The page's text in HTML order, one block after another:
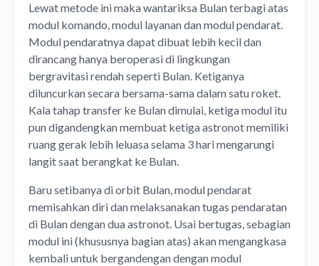
Lewat metode ini maka wantariksa Bulan terbagi atas
modul komando, modul layanan dan modul pendarat.
Modul pendaratnya dapat dibuat lebih kecil dan
dirancang hanya beroperasi di lingkungan
bergravitasi rendah seperti Bulan. Ketiganya
diluncurkan secara bersama-sama dalam satu roket.
Kala tahap transfer ke Bulan dimulai, ketiga modul itu
pun digandengkan membuat ketiga astronot memiliki
ruang gerak lebih leluasa selama 3 hari mengarungi
langit saat berangkat ke Bulan.
Baru setibanya di orbit Bulan, modul pendarat
memisahkan diri dan melaksanakan tugas pendaratan
di Bulan dengan dua astronot. Usai bertugas, sebagian
modul ini (khususnya bagian atas) akan mengangkasa
kembali untuk bergandengan dengan modul